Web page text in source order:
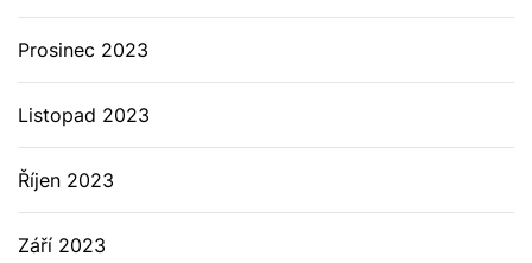
Prosinec 2023
Listopad 2023
Říjen 2023
Září 2023